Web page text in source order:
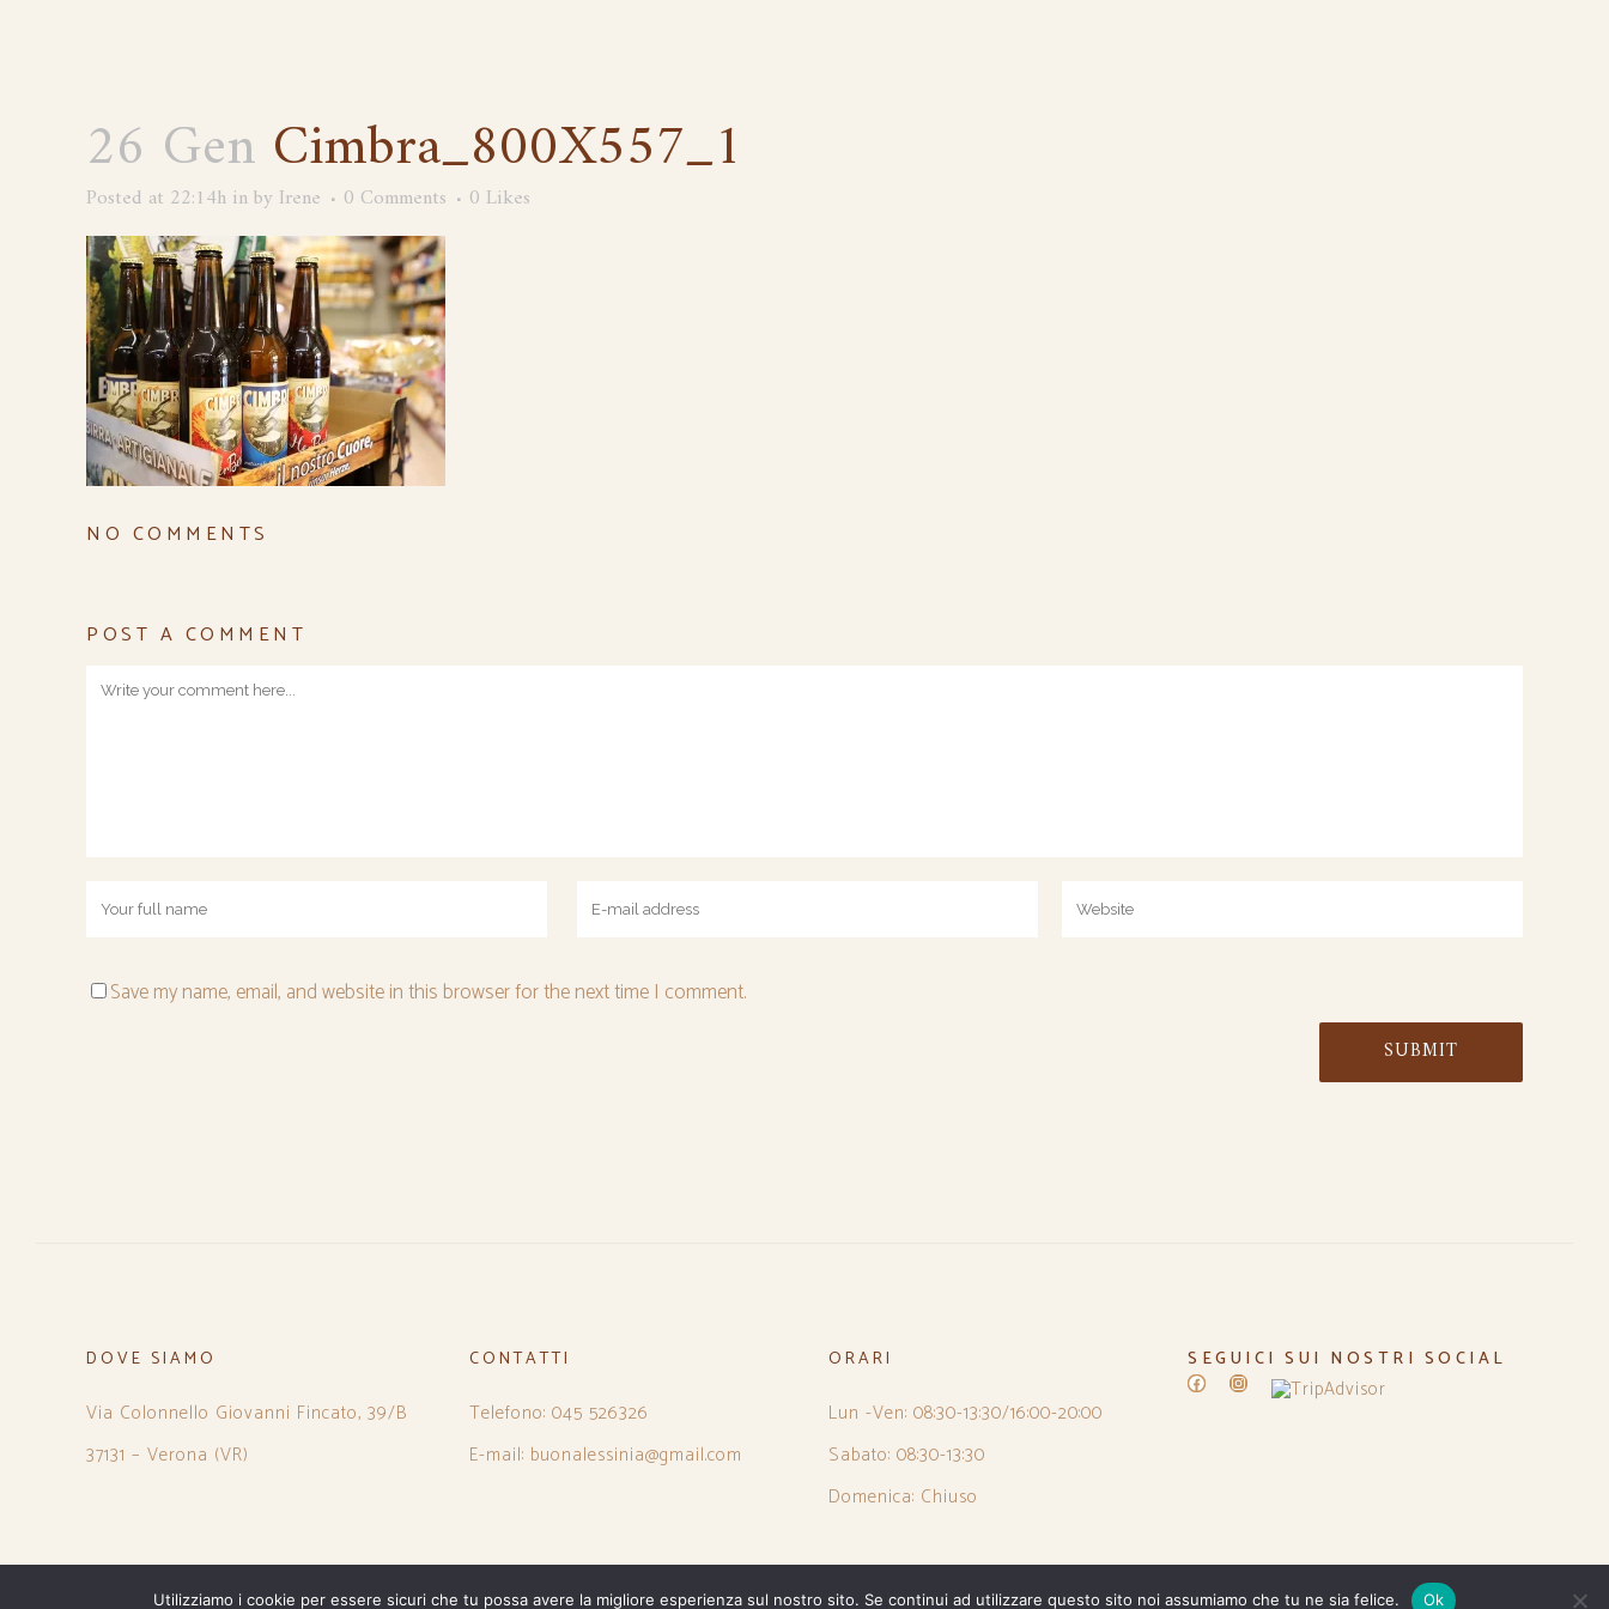
26 Gen Cimbra_800X557_1
Posted at 22:14h inby Irene 0 Comments 0 Likes
NO COMMENTS
POST A COMMENT
Save my name, email, and website in this browser for the next time I comment.
DOVE SIAMO
Via Colonnello Giovanni Fincato, 39/B
37131 – Verona (VR)
CONTATTI
Telefono: 045 526326
E-mail: buonalessinia@gmail.com
ORARI
Lun -Ven: 08:30-13:30/16:00-20:00
Sabato: 08:30-13:30
Domenica: Chiuso
SEGUICI SUI NOSTRI SOCIAL
FacebookInstagram
Utilizziamo i cookie per essere sicuri che tu possa avere la migliore esperienza sul nostro sito. Se continui ad utilizzare questo sito noi assumiamo che tu ne sia felice. Ok